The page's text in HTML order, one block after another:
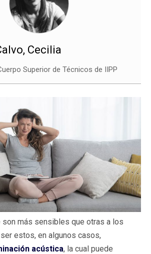
Cecilia
Superior de Técnicos de IIPP
son más sensibles que otras a los
estos, en algunos casos,
acústica, la cual puede